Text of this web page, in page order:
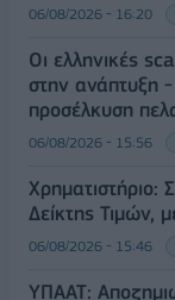
06/08/2026 - 16:20
Οι ελληνικές
στην ανάπτυξη
προσέλκυση
06/08/2026 - 15:56
Χρηματιστήριο:
Δείκτης Τιμών,
06/08/2026 - 15:46
ΥΠΑΑΤ: